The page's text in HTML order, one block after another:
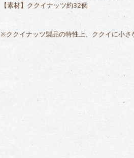
【素材】ククイナッツ約32個
※ククイナッツ製品の特性上、ククイに小さ